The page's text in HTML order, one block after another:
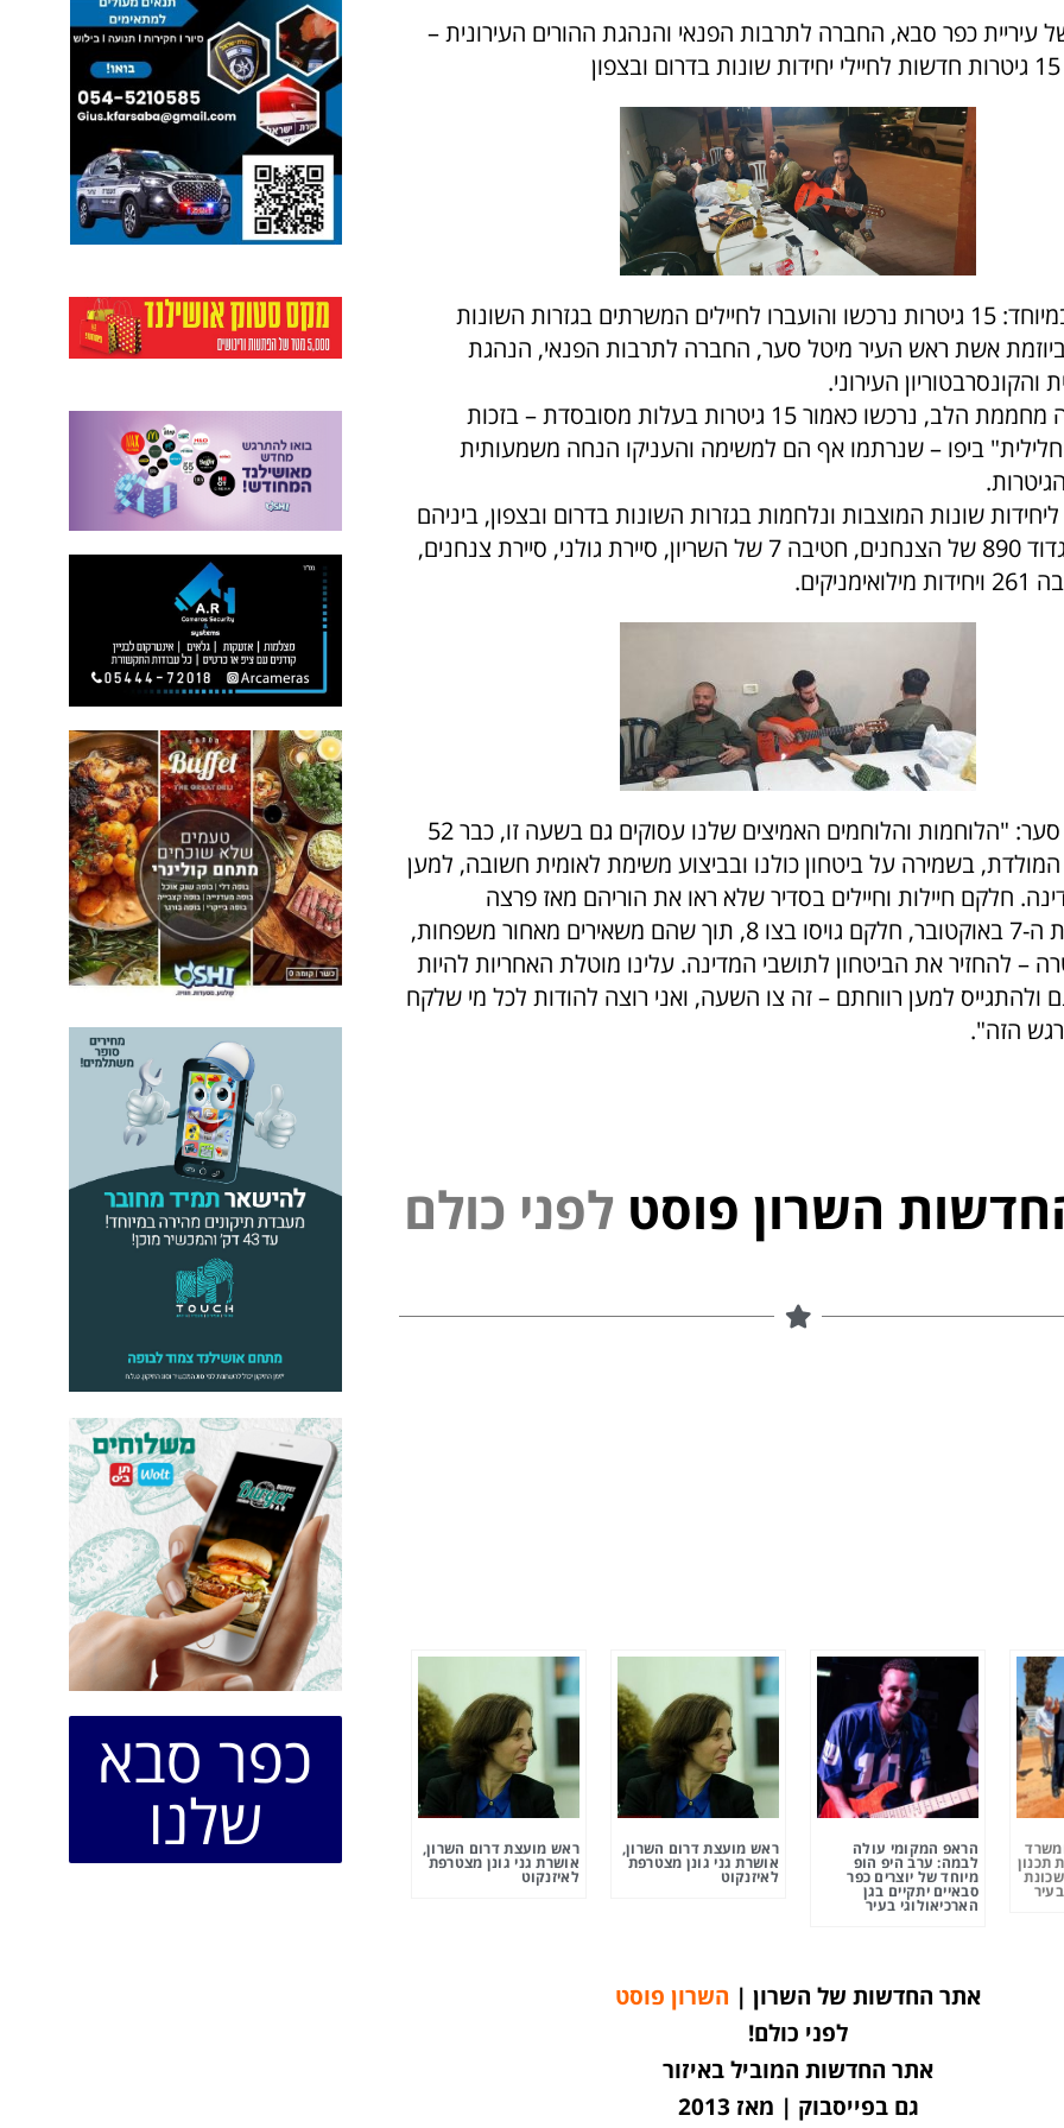
עיריית כפר סבא, החברה לתרבות הפנאי והנהגת ההורים העירונית –
יוזמה מרגשת במיוחד: 15 גיטרות נרכשו והועברו לחיילים המשרתים בגזרות השונות
ביוזמת אשת ראש העיר מיטל סער, החברה לתרבות הפנאי, הנהגת
והקונסרבטוריון העירוני.
במסגרת היוזמה מחממת הלב, נרכשו כאמור 15 גיטרות בעלות מסובסדת – בזכות
ביפו – שנרתמו אף הם למשימה והעניקו הנחה משמעותית
שונות המוצבות ונלחמות בגזרות השונות בדרום ובצפון, ביניהם
יחידת דובדבן, גדוד 890 של הצנחנים, חטיבה 7 של השריון, סיירת גולני, סיירת צנחנים,
ראש העיר, רפי סער: "הלוחמות והלוחמים האמיצים שלנו עסוקים גם בשעה זו, כבר 52
בשמירה על ביטחון כולנו ובביצוע משימת לאומית חשובה, למען
חלקם חיילות וחיילים בסדיר שלא ראו את הוריהם מאז פרצה
המלחמה בשבת ה-7 באוקטובר, חלקם גויסו בצו 8, תוך שהם משאירים מאחור משפחות,
– להחזיר את הביטחון לתושבי המדינה. עלינו מוטלת האחריות להיות
ולהתגייס למען רווחתם – זה צו השעה, ואני רוצה להודות לכל מי שלקח
הזה".
השרון פוסט ל פ ני כולם
תכנון
הראפ המקומי עולה
לבמה: ערב היפ הופ
מיוחד של יוצרים כפר
סבאיים יתקיים בגן
הארכיאולוגי בעיר
ראש מועצת דרום השרון,
אושרת גני גונן מצטרפת
לאיזנקוט
ראש מועצת דרום השרון,
אושרת גני גונן מצטרפת
לאיזנקוט
כפר סבא
שלנו
אתר החדשות של השרון | השרון פוסט
לפני כולם!
אתר החדשות המוביל באיזור
גם בפייסבוק | מאז 2013